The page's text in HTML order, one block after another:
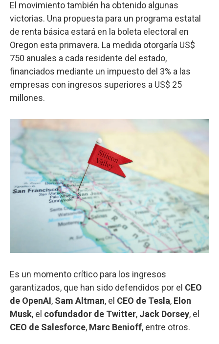
El movimiento también ha obtenido algunas
victorias. Una propuesta para un programa estatal
de renta básica estará en la boleta electoral en
Oregon esta primavera. La medida otorgaría US$
750 anuales a cada residente del estado,
financiados mediante un impuesto del 3% a las
empresas con ingresos superiores a US$ 25
millones.
Es un momento crítico para los ingresos
garantizados, que han sido defendidos por el CEO
de OpenAI, Sam Altman, el CEO de Tesla, Elon
Musk, el cofundador de Twitter, Jack Dorsey, el
CEO de Salesforce, Marc Benioff, entre otros.